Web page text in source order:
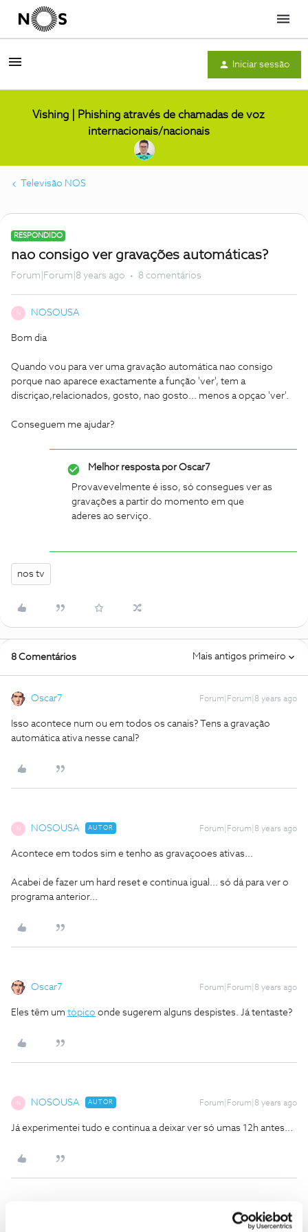
Menu
Iniciar sessão
Vishing | Phishing através de chamadas de voz
internacionais/nacionais
Televisão NOS
RESPONDIDO
nao consigo ver gravações automáticas?
Forum|Forum|8 years ago 8 comentários
N NOSOUSA
Bom dia
Quando vou para ver uma gravação automática nao consigo
porque nao aparece exactamente a função 'ver', tem a
discriçao,relacionados, gosto, nao gosto... menos a opçao 'ver'.
Conseguem me ajudar?
Melhor resposta porOscar7
Provavevelmente é isso, só consegues ver as
gravações a partir do momento em que
aderes ao serviço.
nos tv
8 Comentários Mais antigos primeiro
Oscar7 Forum|Forum|8 years ago
Isso acontece num ou em todos os canais? Tens a gravação
automática ativa nesse canal?
N NOSOUSA AUTOR Forum|Forum|8 years ago
Acontece em todos sim e tenho as gravaçooes ativas...
Acabei de fazer um hard reset e continua igual... só dá para ver o
programa anterior...
Oscar7 Forum|Forum|8 years ago
Eles têm um tópico onde sugerem alguns despistes. Já tentaste?
N NOSOUSA AUTOR Forum|Forum|8 years ago
Já experimentei tudo e continua a deixar ver só umas 12h antes...
Forum|Forum|8 years ago